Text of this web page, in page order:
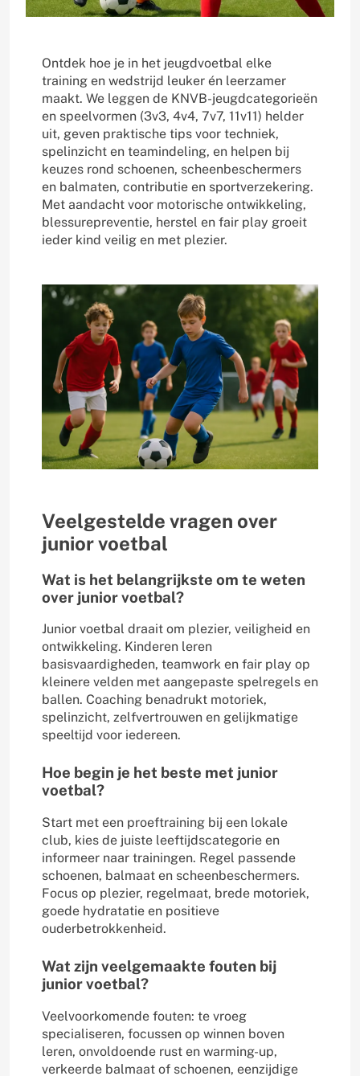
Ontdek hoe je in het jeugdvoetbal elke
training en wedstrijd leuker én leerzamer
maakt. We leggen de KNVB-jeugdcategorieën
en speelvormen (3v3, 4v4, 7v7, 11v11) helder
uit, geven praktische tips voor techniek,
spelinzicht en teamindeling, en helpen bij
keuzes rond schoenen, scheenbeschermers
en balmaten, contributie en sportverzekering.
Met aandacht voor motorische ontwikkeling,
blessurepreventie, herstel en fair play groeit
ieder kind veilig en met plezier.
Veelgestelde vragen over
junior voetbal
Wat is het belangrijkste om te weten
over junior voetbal?
Junior voetbal draait om plezier, veiligheid en
ontwikkeling. Kinderen leren
basisvaardigheden, teamwork en fair play op
kleinere velden met aangepaste spelregels en
ballen. Coaching benadrukt motoriek,
spelinzicht, zelfvertrouwen en gelijkmatige
speeltijd voor iedereen.
Hoe begin je het beste met junior
voetbal?
Start met een proeftraining bij een lokale
club, kies de juiste leeftijdscategorie en
informeer naar trainingen. Regel passende
schoenen, balmaat en scheenbeschermers.
Focus op plezier, regelmaat, brede motoriek,
goede hydratatie en positieve
ouderbetrokkenheid.
Wat zijn veelgemaakte fouten bij
junior voetbal?
Veelvoorkomende fouten: te vroeg
specialiseren, focussen op winnen boven
leren, onvoldoende rust en warming-up,
verkeerde balmaat of schoenen, eenzijdige